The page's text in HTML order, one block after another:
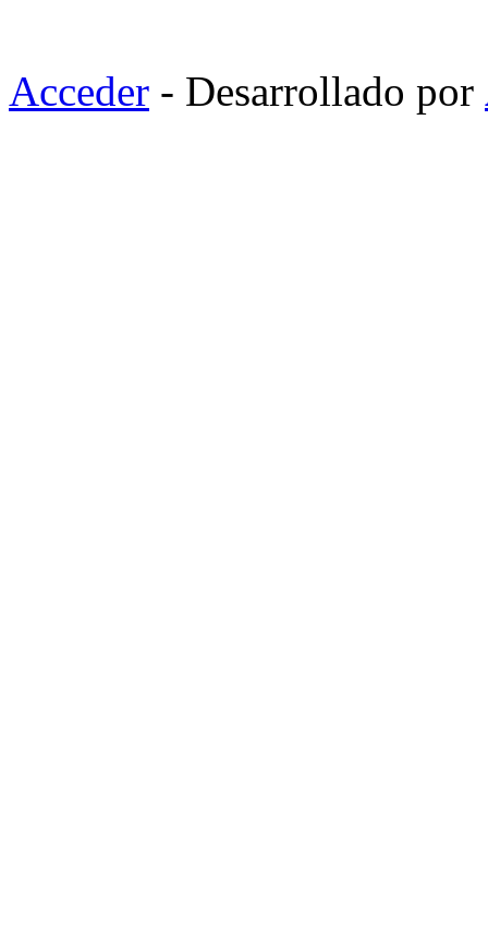
Acceder - Desarrollado por